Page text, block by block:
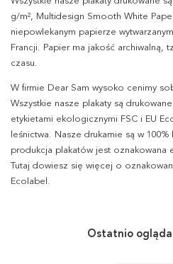
g/m², Multidesign Smooth White
niepowlekanym papierze
Francji. Papier ma jakość archiwalną,
czasu.
W firmie Dear Sam wysoko cenimy
Wszystkie nasze plakaty są
etykietami ekologicznymi FSC i EU
leśnictwa. Nasze drukarnie są w
produkcja plakatów jest oznakowana
Tutaj dowiesz się więcej o
Ecolabel.
Ostatnio